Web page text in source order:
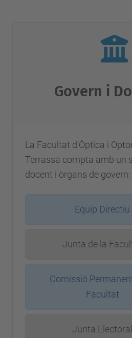
Govern i
La Facultat d'Òptica i
Terrassa compta amb un
docent i òrgans de govern:
Equip Directiu
Junta de la
Comissió
Facultat
Junta Electoral